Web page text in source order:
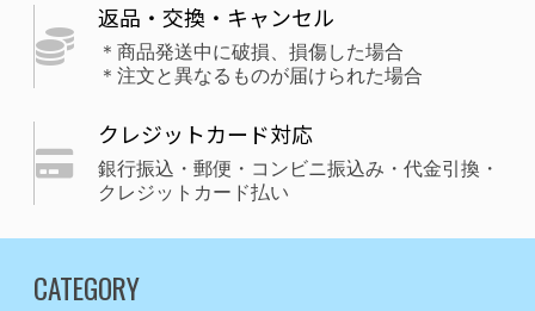
返品・交換・キャンセル
＊商品発送中に破損、損傷した場合
＊注文と異なるものが届けられた場合
クレジットカード対応
銀行振込・郵便・コンビニ振込み・代金引換・
クレジットカード払い
CATEGORY